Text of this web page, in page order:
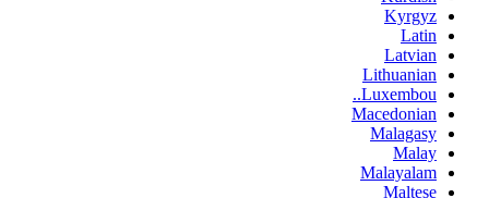
Kyrgyz
Latin
Latvian
Lithuanian
Luxembou..
Macedonian
Malagasy
Malay
Malayalam
Maltese